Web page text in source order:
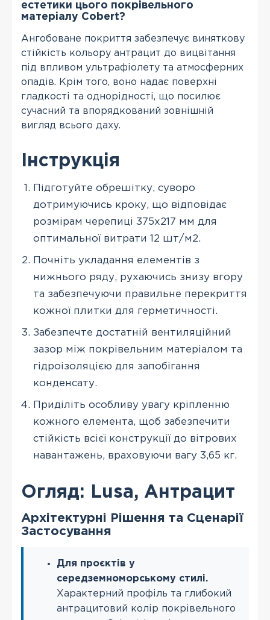
естетики цього покрівельного
матеріалу Cobert?
Ангобоване покриття забезпечує виняткову
стійкість кольору антрацит до вицвітання
під впливом ультрафіолету та атмосферних
опадів. Крім того, воно надає поверхні
гладкості та однорідності, що посилює
сучасний та впорядкований зовнішній
вигляд всього даху.
Інструкція
Підготуйте обрешітку, суворо
дотримуючись кроку, що відповідає
розмірам черепиці 375х217 мм для
оптимальної витрати 12 шт/м2.
Почніть укладання елементів з
нижнього ряду, рухаючись знизу вгору
та забезпечуючи правильне перекриття
кожної плитки для герметичності.
Забезпечте достатній вентиляційний
зазор між покрівельним матеріалом та
гідроізоляцією для запобігання
конденсату.
Приділіть особливу увагу кріпленню
кожного елемента, щоб забезпечити
стійкість всієї конструкції до вітрових
навантажень, враховуючи вагу 3,65 кг.
Огляд: Lusa, Антрацит
Архітектурні Рішення та Сценарії
Застосування
Для проєктів у
середземноморському стилі.
Характерний профіль та глибокий
антрацитовий колір покрівельного